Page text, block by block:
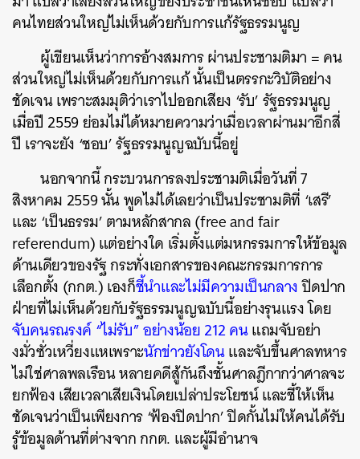
คนไทยส่วนใหญ่ไม่เห็นด้วยกับการแก้รัฐธรรมนูญ
ผู้เขียนเห็นว่าการอ้างสมการผ่านประชามติมา =คน
ส่วนใหญ่ไม่เห็นด้วยกับการแก้นั้นเป็นตรรกะวิบัติอย่าง
ชัดเจนเพราะสมมุติว่าเราไปออกเสียง ‘รับ’รัฐธรรมนูญ
เมื่อปี 2559ย่อมไม่ได้หมายความว่าเมื่อเวลาผ่านมาอีกสี่
ปี เราจะยัง ‘ชอบ’รัฐธรรมนูญฉบับนี้อยู่
นอกจากนี้กระบวนการลงประชามติเมื่อวันที่7
สิงหาคม 2559นั้นพูดไม่ได้เลยว่าเป็นประชามติที่ ‘เสรี’
และ ‘เป็นธรรม’ตามหลักสากล(free and fair
referendum)แต่อย่างใด เริ่มตั้งแต่มหกรรมการให้ข้อมูล
ด้านเดียวของรัฐกระทั่งเอกสารของคณะกรรมการการ
เลือกตั้ง (กกต.)เองก็ชี้นำและไม่มีความเป็นกลางปิดปาก
ฝ่ายที่ไม่เห็นด้วยกับรัฐธรรมนูญฉบับนี้อย่างรุนแรงโดย
จับคนรณรงค์“ไม่รับ”อย่างน้อย212คนแถมจับอย่า
งมั่วซั่วเหวี่ยงแหเพราะนักข่าวยังโดนและจับขึ้นศาลทหาร
ไม่ใช่ศาลพลเรือนหลายคดีสู้กันถึงชั้นศาลฎีกากว่าศาลจะ
ยกฟ้องเสียเวลาเสียเงินโดยเปล่าประโยชน์และชี้ให้เห็น
ชัดเจนว่าเป็นเพียงการ‘ฟ้องปิดปาก’ปิดกั้นไม่ให้คนได้รับ
รู้ข้อมูลด้านที่ต่างจากกกต. และผู้มีอำนาจ